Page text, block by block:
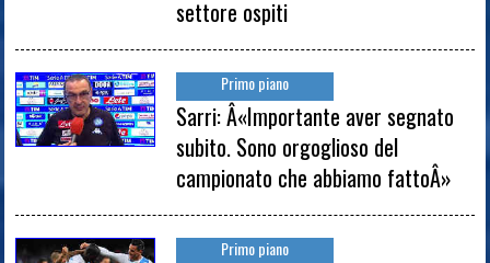
settore ospiti
Primo piano
Sarri: Â«Importante aver segnato
subito. Sono orgoglioso del
campionato che abbiamo fattoÂ»
Primo piano